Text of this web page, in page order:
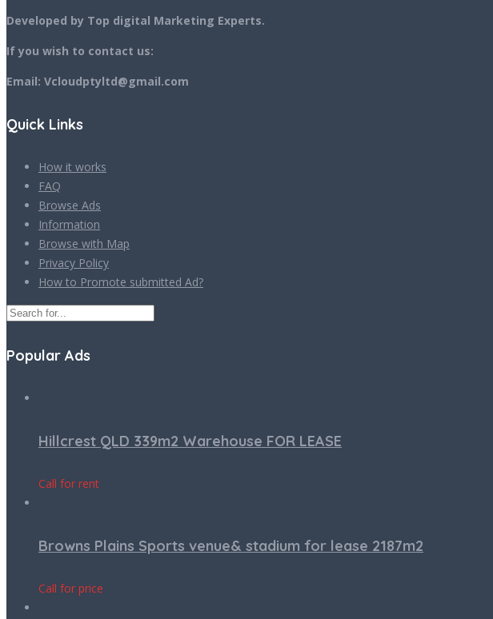
Developed by Top digital Marketing Experts.
If you wish to contact us:
Email: Vcloudptyltd@gmail.com
Quick Links
How it works
FAQ
Browse Ads
Information
Browse with Map
Privacy Policy
How to Promote submitted Ad?
Popular Ads
Hillcrest QLD 339m2 Warehouse FOR LEASE
Call for rent
Browns Plains Sports venue& stadium for lease 2187m2
Call for price